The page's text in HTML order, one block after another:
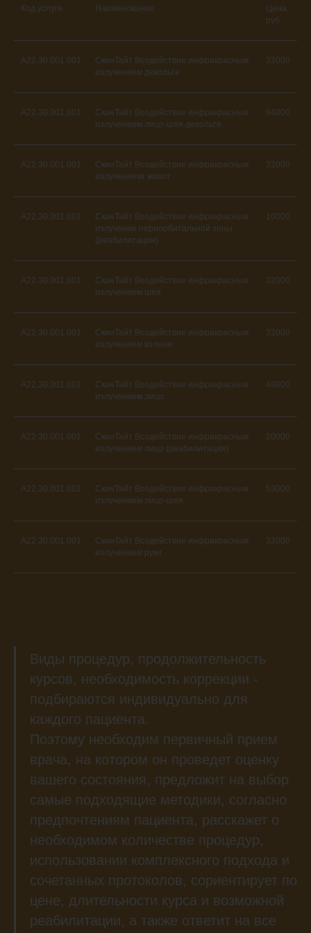
Код услуги Наименование
Цена,
руб.
A22.30.001.001
СкинТайт Воздействие инфракрасным
излучением декольте
32000
A22.30.001.001
СкинТайт Воздействие инфракрасным
излучением лицо-шея-декольте
84000
A22.30.001.001
СкинТайт Воздействие инфракрасным
излучениемг живот
32000
A22.30.001.001
СкинТайт Воздействие инфракрасным
излучение периорбитальной зоны
(реабилитации)
10000
A22.30.001.001
СкинТайт Воздействие инфракрасным
излучением шея
32000
A22.30.001.001
СкинТайт Воздействие инфракрасным
излучением колени
32000
A22.30.001.001
СкинТайт Воздействие инфракрасным
излучением лицо
48000
A22.30.001.001
СкинТайт Воздействие инфракрасным
излучением лицо (реабилитация)
20000
A22.30.001.001
СкинТайт Воздействие инфракрасным
излучением лицо-шея
53000
A22.30.001.001
СкинТайт Воздействие инфракрасным
излучением руки
32000
Виды процедур, продолжительность
курсов, необходимость коррекции -
подбираются индивидуально для
каждого пациента.
Поэтому необходим первичный прием
врача, на котором он проведет оценку
вашего состояния, предложит на выбор
самые подходящие методики, согласно
предпочтениям пациента, расскажет о
необходимом количестве процедур,
использовании комплексного подхода и
сочетанных протоколов, сориентирует по
цене, длительности курса и возможной
реабилитации, а также ответит на все